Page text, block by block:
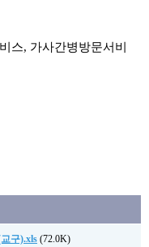
스, 가사간병방문서비
구).xls (72.0K)